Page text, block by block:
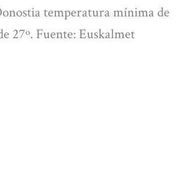
temperatura mínima de
27º. Fuente: Euskalmet